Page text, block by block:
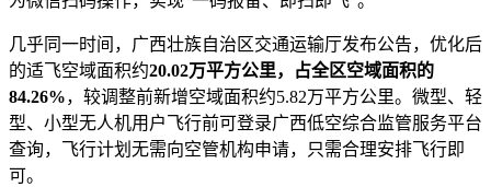
几乎同一时间，广西壮族自治区交通运输厅发布公告，优化后
的适飞空域面积约20.02万平方公里，占全区空域面积的
84.26%，较调整前新增空域面积约5.82万平方公里。微型、轻
型、小型无人机用户飞行前可登录广西低空综合监管服务平台
查询，飞行计划无需向空管机构申请，只需合理安排飞行即
可。